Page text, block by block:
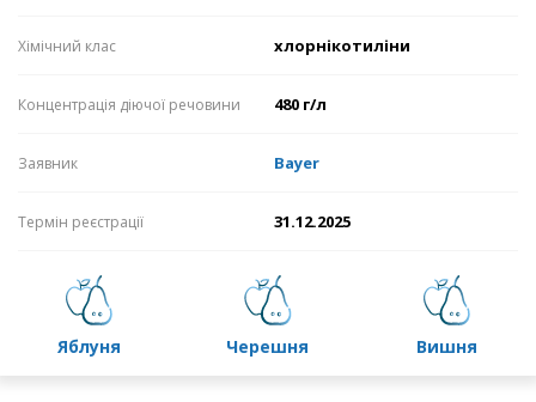
Хімічний клас хлорнікотиліни
Концентрація діючої речовини 480 г/л
Заявник Bayer
Термін реєстрації 31.12.2025
яблуня черешня вишня